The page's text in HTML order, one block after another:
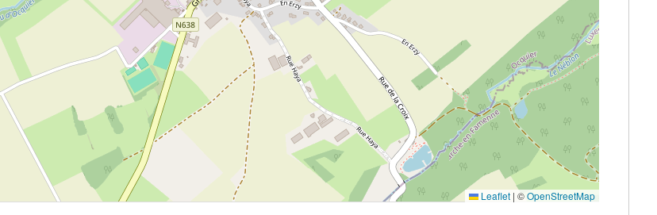
Leaflet | ©OpenStreetMap